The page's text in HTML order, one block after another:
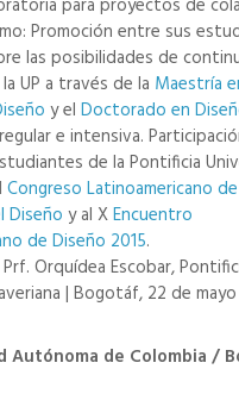
para proyectos de
Promoción entre sus
las posibilidades de
UP a través de la Maestría
y el Doctorado en
e intensiva.
de la Pontificia
Congreso Latinoamericano de
Diseño y al XEncuentro
de Diseño 2015.
Prf. Orquídea Escobar,
| Bogotáf, 22 de
Autónoma de Colombia /